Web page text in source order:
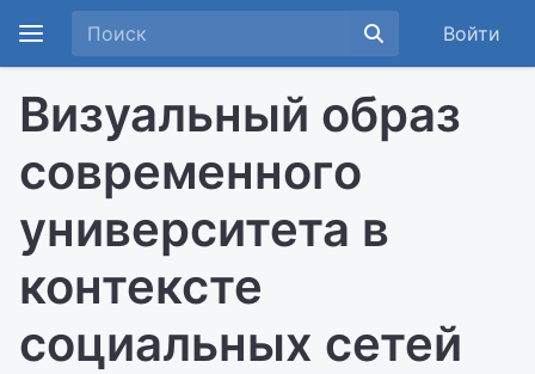
Войти
Визуальный образ
современного
университета в
контексте
социальных сетей